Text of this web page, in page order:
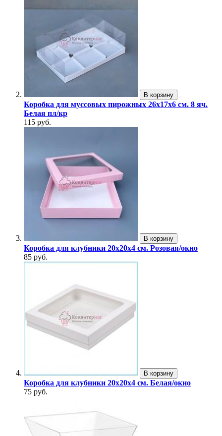
В корзину
Коробка для муссовых пирожных 26х17х6 см. 8 яч.
Белая пл/кр
115 руб.
В корзину
Коробка для клубники 20х20х4 см. Розовая/окно
85 руб.
В корзину
Коробка для клубники 20х20х4 см. Белая/окно
75 руб.